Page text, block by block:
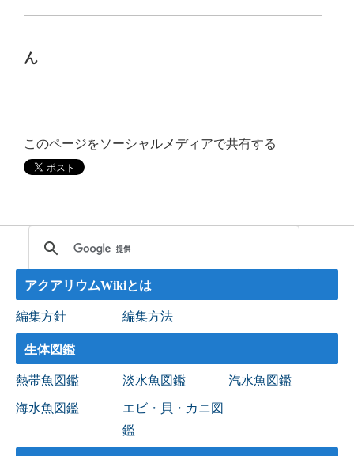
ん
このページをソーシャルメディアで共有する
アクアリウムWikiとは
編集方針 編集方法
生体図鑑
熱帯魚図鑑 淡水魚図鑑 汽水魚図鑑
海水魚図鑑
エビ・貝・カニ図
鑑